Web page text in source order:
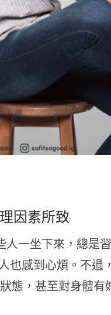
因素所致
一坐下來，總是
也感到心煩。不過
態，甚至對身體有